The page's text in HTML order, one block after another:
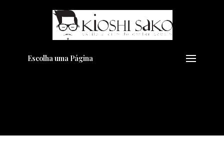
Escolha uma Página
Pensando em transformar seu
Visual??